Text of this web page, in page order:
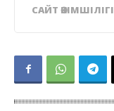
САЙТ ӘКІМШІЛІГІ